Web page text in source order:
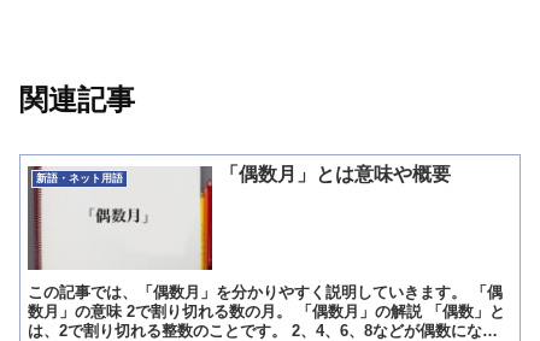
関連記事
新語・ネット用語 「偶数月」とは意味や概要
この記事では、「偶数月」を分かりやすく説明していきます。 「偶
数月」の意味 2で割り切れる数の月。 「偶数月」の解説 「偶数」と
は、2で割り切れる整数のことです。 2、4、6、8などが偶数になり